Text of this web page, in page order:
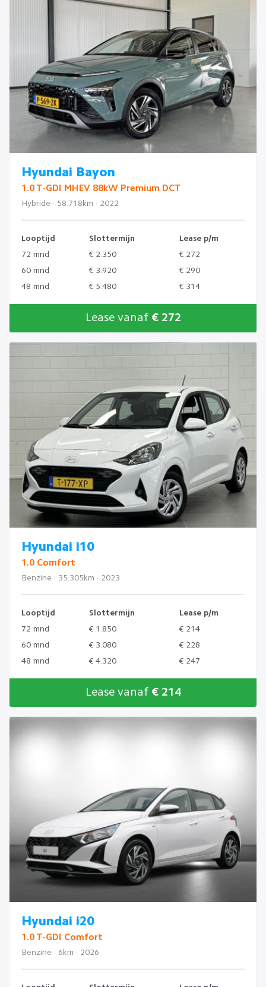
Hyundai Bayon
1.0 T-GDI MHEV 88kW Premium DCT
Hybride · 58.718km · 2022
Looptijd Slottermijn
Lease p/m
72 mnd
€ 2.350
€ 272
60 mnd
€ 3.920
€ 290
48 mnd
€ 5.480 € 314
Lease vanaf € 272
Hyundai i10
1.0 Comfort
Benzine · 35.305km · 2023
Looptijd Slottermijn
Lease p/m
72 mnd
€ 1.850
€ 214
60 mnd
€ 3.080
€ 228
48 mnd
€ 4.320 € 247
Lease vanaf € 214
Hyundai i20
1.0 T-GDI Comfort
Benzine · 6km · 2026